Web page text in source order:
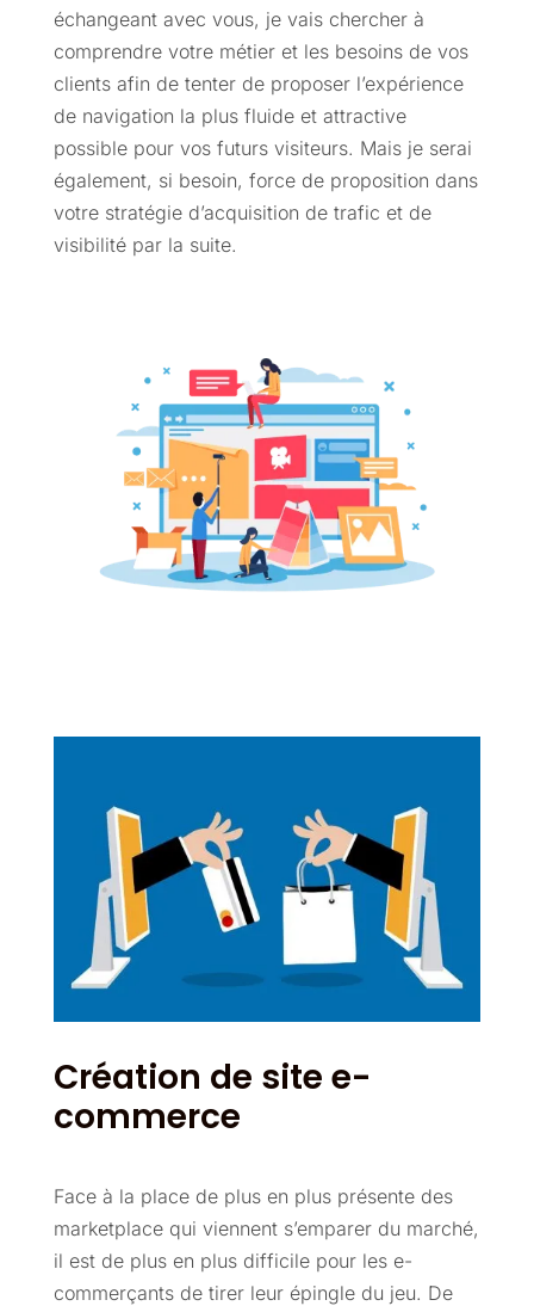
échangeant avec vous, je vais chercher à
comprendre votre métier et les besoins de vos
clients afin de tenter de proposer l’expérience
de navigation la plus fluide et attractive
possible pour vos futurs visiteurs. Mais je serai
également, si besoin, force de proposition dans
votre stratégie d’acquisition de trafic et de
visibilité par la suite.
Création de site e-
commerce
Face à la place de plus en plus présente des
marketplace qui viennent s’emparer du marché,
il est de plus en plus difficile pour les e-
commerçants de tirer leur épingle du jeu. De